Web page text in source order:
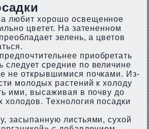
любит хорошо освещенное
цветет. На затененном
зелень, а цветов
приобретать
следует средние по величине
не открывшимися почками. Из-
молодых растений к холоду
ими, высаживая в почву до
холодов. Технология посадки
засыпанную листьями, сухой